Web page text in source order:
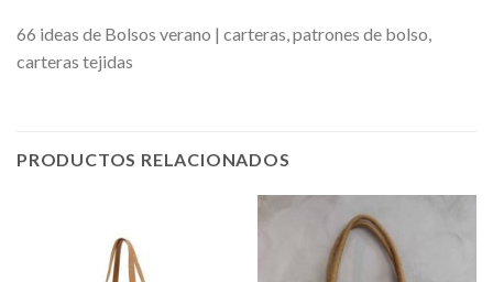
66 ideas de Bolsos verano | carteras, patrones de bolso,
carteras tejidas
PRODUCTOS RELACIONADOS